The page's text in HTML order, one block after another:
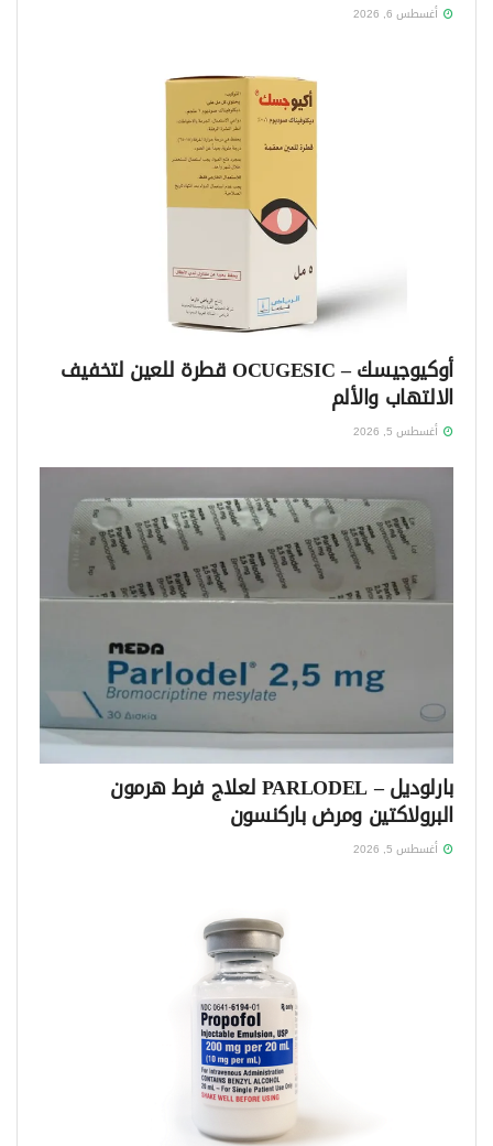
أغسطس 6, 2026
أوكيوجيسك – OCUGESIC قطرة للعين لتخفيف
الالتهاب والألم
أغسطس 5, 2026
بارلوديل – PARLODEL لعلاج فرط هرمون
البرولاكتين ومرض باركنسون
أغسطس 5, 2026